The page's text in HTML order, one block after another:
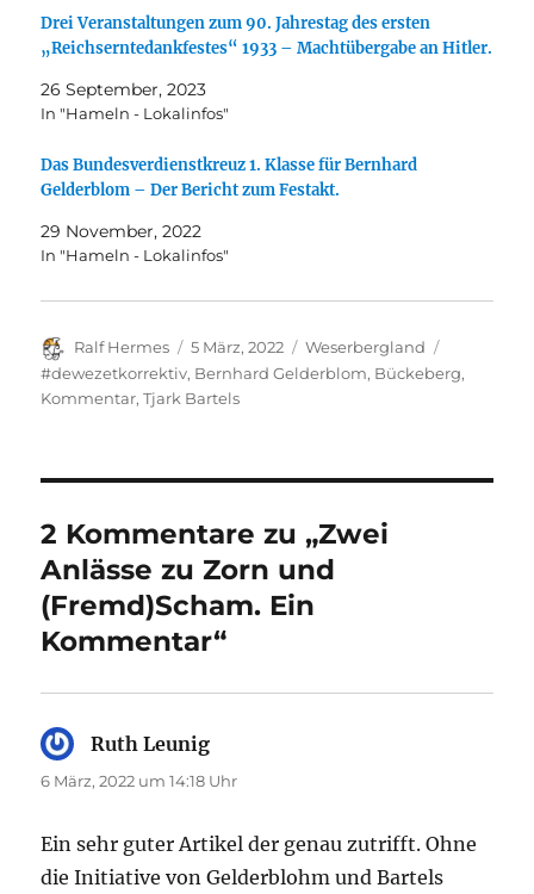
Drei Veranstaltungen zum 90. Jahrestag des ersten
„Reichserntedankfestes“ 1933 – Machtübergabe an Hitler.
26 September, 2023
In "Hameln - Lokalinfos"
Das Bundesverdienstkreuz 1. Klasse für Bernhard
Gelderblom – Der Bericht zum Festakt.
29 November, 2022
In "Hameln - Lokalinfos"
Autor
Ralf Hermes
Veröffentlicht
am
5 März, 2022 Kategorien
Weserbergland
#dewezetkorrektiv, Bernhard Gelderblom, Bückeberg,
Kommentar,Tjark Bartels
2 Kommentare zu „Zwei
Anlässe zu Zorn und
(Fremd)Scham. Ein
Kommentar“
Ruth Leunig
6 März, 2022 um 14:18 Uhr
Ein sehr guter Artikel der genau zutrifft. Ohne
die Initiative von Gelderblohm und Bartels